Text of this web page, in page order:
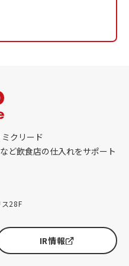
クリード
ど飲食店の仕入れをサポート
28F
IR情報